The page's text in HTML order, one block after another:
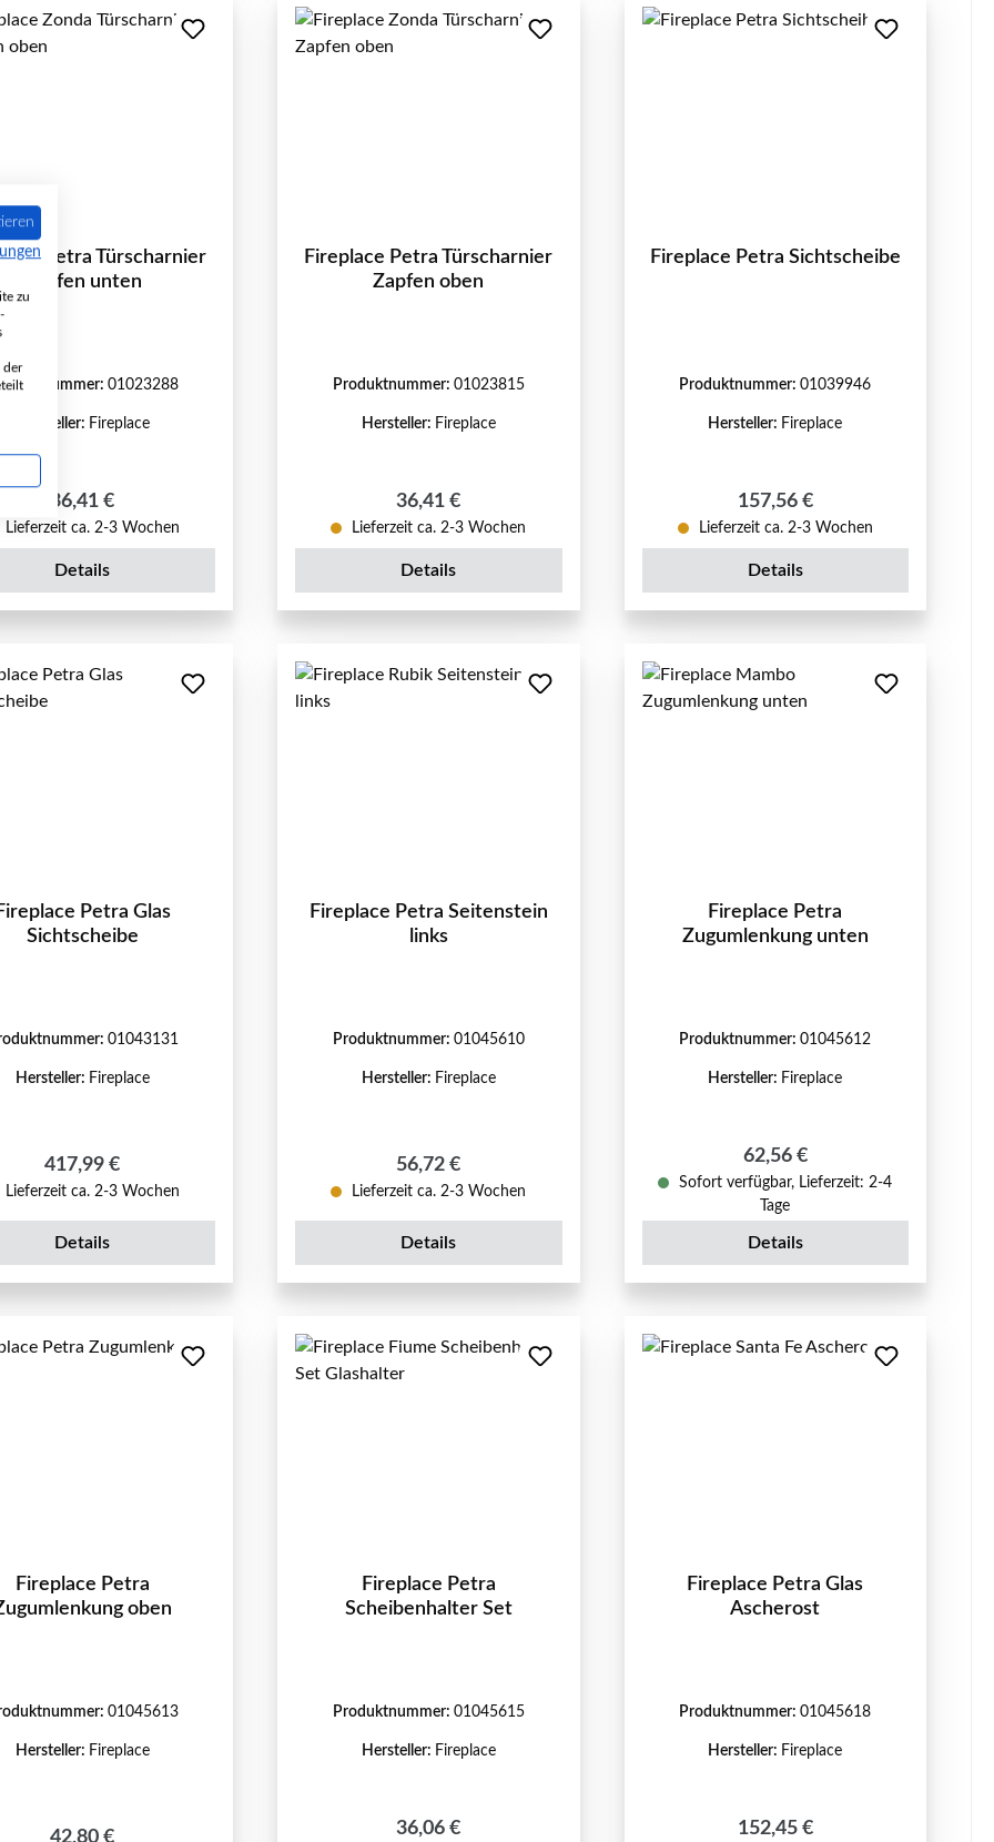
Petra Türscharnier
Zapfen unten
01023288
Hersteller: Fireplace
Regulärer Preis:
36,41 €
Lieferzeit ca. 2-3 Wochen
Details
Fireplace Petra Türscharnier
Zapfen oben
Produktnummer: 01023815
Hersteller: Fireplace
Regulärer Preis:
36,41 €
Lieferzeit ca. 2-3 Wochen
Details
Fireplace Petra Sichtscheibe
Produktnummer:01039946
Hersteller: Fireplace
Regulärer Preis:
157,56 €
Lieferzeit ca. 2-3 Wochen
Details
Petra Glas
Sichtscheibe
01043131
Hersteller: Fireplace
Regulärer Preis:
417,99 €
Lieferzeit ca. 2-3 Wochen
Details
Fireplace Petra Seitenstein
links
Produktnummer: 01045610
Hersteller: Fireplace
Regulärer Preis:
56,72 €
Lieferzeit ca. 2-3 Wochen
Details
Fireplace Petra
Zugumlenkung unten
Produktnummer:01045612
Hersteller: Fireplace
Regulärer Preis:
62,56 €
Sofort verfügbar, Lieferzeit: 2-4
Tage
Details
Fireplace Petra
oben
01045613
Hersteller: Fireplace
Regulärer Preis:
Fireplace Petra
Scheibenhalter Set
Produktnummer: 01045615
Hersteller: Fireplace
Regulärer Preis:
36,06 €
Fireplace Petra Glas
Ascherost
Produktnummer:01045618
Hersteller: Fireplace
Regulärer Preis:
152,45 €
zu
der